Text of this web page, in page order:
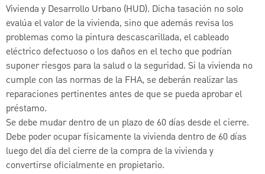
Vivienda y Desarrollo Urbano (HUD). Dicha tasación no solo
evalúa el valor de la vivienda, sino que además revisa los
problemas como la pintura descascarillada, el cableado
eléctrico defectuoso o los daños en el techo que podrían
suponer riesgos para la salud o la seguridad. Si la vivienda no
cumple con las normas de la FHA, se deberán realizar las
reparaciones pertinentes antes de que se pueda aprobar el
préstamo.
Se debe mudar dentro de un plazo de 60 días desde el cierre.
Debe poder ocupar físicamente la vivienda dentro de 60 días
luego del día del cierre de la compra de la vivienda y
convertirse oficialmente en propietario.